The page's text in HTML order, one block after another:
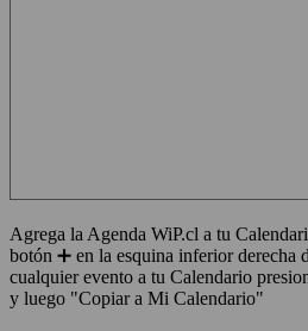
Agrega la Agenda WiP.cl a tu
botón ➕ en la esquina inferior derecha
cualquier evento a tu Calendario
y luego "Copiar a Mi Calendario"